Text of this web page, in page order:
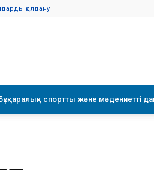
қолдану
спортты және мәдениетті